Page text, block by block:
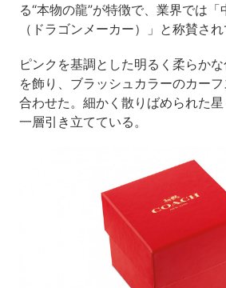
る“本物の龍”が特徴で、業界では
（ドラゴンメーカー）」と称賛され
ピンクを基調とした明るく柔らか
を飾り、ブラッシュカラーのカー
合わせた。細かく散りばめられた
一層引き立てている。